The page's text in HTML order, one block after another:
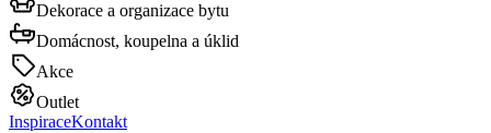
Dekorace a organizace bytu
Domácnost, koupelna a úklid
Akce
Outlet
InspiraceKontakt